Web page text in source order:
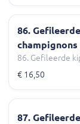
86.
champignons
86. Gefileerde
€ 16,50
87.